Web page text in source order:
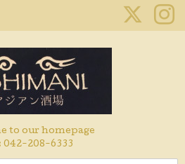
to our homepage
042-208-6333